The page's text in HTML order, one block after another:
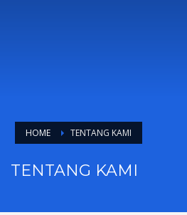
HOME TENTANG KAMI
TENTANG KAMI